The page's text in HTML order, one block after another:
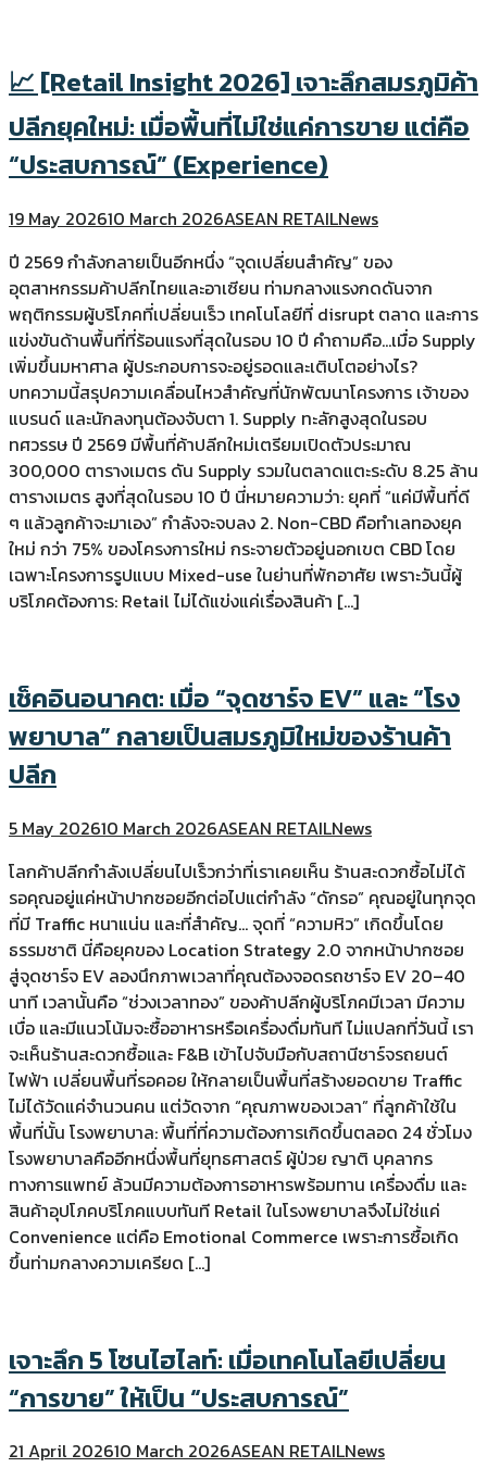
📈 [Retail Insight 2026] เจาะลึกสมรภูมิค้า
ปลีกยุคใหม่: เมื่อพื้นที่ไม่ใช่แค่การขาย แต่คือ
“ประสบการณ์” (Experience)
19 May 202610 March 2026ASEAN RETAILNews
ปี 2569 กำลังกลายเป็นอีกหนึ่ง “จุดเปลี่ยนสำคัญ” ของ
อุตสาหกรรมค้าปลีกไทยและอาเซียน ท่ามกลางแรงกดดันจาก
พฤติกรรมผู้บริโภคที่เปลี่ยนเร็ว เทคโนโลยีที่ disrupt ตลาด และการ
แข่งขันด้านพื้นที่ที่ร้อนแรงที่สุดในรอบ 10 ปี คำถามคือ…เมื่อ Supply
เพิ่มขึ้นมหาศาล ผู้ประกอบการจะอยู่รอดและเติบโตอย่างไร?
บทความนี้สรุปความเคลื่อนไหวสำคัญที่นักพัฒนาโครงการ เจ้าของ
แบรนด์ และนักลงทุนต้องจับตา 1. Supply ทะลักสูงสุดในรอบ
ทศวรรษ ปี 2569 มีพื้นที่ค้าปลีกใหม่เตรียมเปิดตัวประมาณ
300,000 ตารางเมตร ดัน Supply รวมในตลาดแตะระดับ 8.25 ล้าน
ตารางเมตร สูงที่สุดในรอบ 10 ปี นี่หมายความว่า: ยุคที่ “แค่มีพื้นที่ดี
ๆ แล้วลูกค้าจะมาเอง” กำลังจะจบลง 2. Non-CBD คือทำเลทองยุค
ใหม่ กว่า 75% ของโครงการใหม่ กระจายตัวอยู่นอกเขต CBD โดย
เฉพาะโครงการรูปแบบ Mixed-use ในย่านที่พักอาศัย เพราะวันนี้ผู้
บริโภคต้องการ: Retail ไม่ได้แข่งแค่เรื่องสินค้า […]
เช็คอินอนาคต: เมื่อ “จุดชาร์จ EV” และ “โรง
พยาบาล” กลายเป็นสมรภูมิใหม่ของร้านค้า
ปลีก
5 May 202610 March 2026ASEAN RETAILNews
โลกค้าปลีกกำลังเปลี่ยนไปเร็วกว่าที่เราเคยเห็น ร้านสะดวกซื้อไม่ได้
รอคุณอยู่แค่หน้าปากซอยอีกต่อไปแต่กำลัง “ดักรอ” คุณอยู่ในทุกจุด
ที่มี Traffic หนาแน่น และที่สำคัญ… จุดที่ “ความหิว” เกิดขึ้นโดย
ธรรมชาติ นี่คือยุคของ Location Strategy 2.0 จากหน้าปากซอย
สู่จุดชาร์จ EV ลองนึกภาพเวลาที่คุณต้องจอดรถชาร์จ EV 20–40
นาที เวลานั้นคือ “ช่วงเวลาทอง” ของค้าปลีกผู้บริโภคมีเวลา มีความ
เบื่อ และมีแนวโน้มจะซื้ออาหารหรือเครื่องดื่มทันที ไม่แปลกที่วันนี้ เรา
จะเห็นร้านสะดวกซื้อและ F&B เข้าไปจับมือกับสถานีชาร์จรถยนต์
ไฟฟ้า เปลี่ยนพื้นที่รอคอย ให้กลายเป็นพื้นที่สร้างยอดขาย Traffic
ไม่ได้วัดแค่จำนวนคน แต่วัดจาก “คุณภาพของเวลา” ที่ลูกค้าใช้ใน
พื้นที่นั้น โรงพยาบาล: พื้นที่ที่ความต้องการเกิดขึ้นตลอด 24 ชั่วโมง
โรงพยาบาลคืออีกหนึ่งพื้นที่ยุทธศาสตร์ ผู้ป่วย ญาติ บุคลากร
ทางการแพทย์ ล้วนมีความต้องการอาหารพร้อมทาน เครื่องดื่ม และ
สินค้าอุปโภคบริโภคแบบทันที Retail ในโรงพยาบาลจึงไม่ใช่แค่
Convenience แต่คือ Emotional Commerce เพราะการซื้อเกิด
ขึ้นท่ามกลางความเครียด […]
เจาะลึก 5 โซนไฮไลท์: เมื่อเทคโนโลยีเปลี่ยน
“การขาย” ให้เป็น “ประสบการณ์”
21 April 202610 March 2026ASEAN RETAILNews